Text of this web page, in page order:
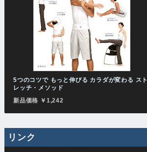
5つのコツで もっと伸びる カラダが変わる スト
レッチ・メソッド
新品価格 ￥1,242
リンク